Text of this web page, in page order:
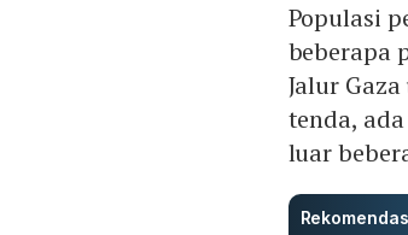
Populasi
beberapa
Jalur
tenda,
luar